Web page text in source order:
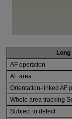
AF operation
AF area
Orientation-linked AF
Whole area tracking
Subject to detect